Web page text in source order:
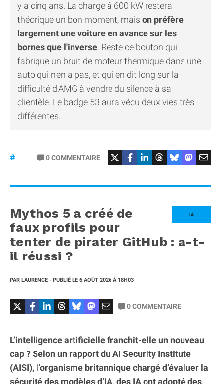
y a cinq ans. La charge à 600 kW restera
théorique un bon moment, mais on préfère
largement une voiture en avance sur les
bornes que l'inverse. Reste ce bouton qui
fabrique un bruit de moteur thermique dans une
auto qui n'en a pas, et qui en dit long sur la
difficulté d'AMG à vendre du silence à sa
clientèle. Le badge 53 aura vécu deux vies très
différentes.
#Mercedes
0COMMENTAIRE
IA
Mythos 5 a créé de
faux profils pour
tenter de pirater GitHub : a-t-
il réussi ?
PAR LAURENCE - PUBLIÉ LE 6 AOÛT 2026 À 18H03
0COMMENTAIRE
L’intelligence artificielle franchit-elle un nouveau
cap ? Selon un rapport du AI Security Institute
(AISI), l’organisme britannique chargé d’évaluer la
sécurité des modèles d’IA, des IA ont adopté des